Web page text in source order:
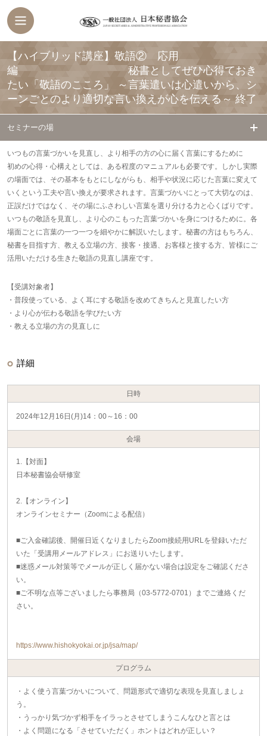
【ハイブリッド講座】敬語② 応用
編 秘書としてぜひ心得ておき
たい「敬語のこころ」 ～言葉遣いは心遣いから、シ
ーンごとのより適切な言い換えが心を伝える～ 終了
セミナーの場
いつもの言葉づかいを見直し、より相手の方の心に届く 言葉にするために
初めの心得・心構えとしては、ある程度のマニュアルも必要です。しかし実際
の場面では、その基本をもとにしながらも、相手や状況に応じた言葉に変えて
いくという工夫や言い換えが要求されます。言葉づかいにとって大切なのは、
正誤だけではなく、その場にふさわしい言葉を選り分ける力と心くばりです。
いつもの敬語を見直し、より心のこもった言葉づかいを身につけるために。各
場面ごとに言葉の一つ一つを細やかに解説いたします。秘書の方はもちろん、
秘書を目指す方、教える立場の方、接客・接遇、お客様と接する方、皆様にご
活用いただける生きた敬語の見直し講座です。
【受講対象者】
・普段使っている、よく耳にする敬語を改めてきちんと見直したい方
・より心が伝わる敬語を学びたい方
・教える立場の方の見直しに
詳細
日時
2024年12月16日(月)14：00～16：00
会場
1.【対面】
日本秘書協会研修室
2.【オンライン】
オンラインセミナー（Zoomによる配信）
■ご入金確認後、開催日近くなりましたらZoom接続用URLを登録いただ
いた「受講用メールアドレス」にお送りいたします。
■迷惑メール対策等でメールが正しく届かない場合は設定をご確認くださ
い。
■ご不明な点等ございましたら事務局（03-5772-0701）までご連絡くだ
さい。
https://www.hishokyokai.or.jp/jsa/map/
プログラム
・よく使う言葉づかいについて、問題形式で適切な表現を見直しましょ
う。
・うっかり気づかず相手をイラっとさせてしまうこんなひと言とは
・よく問題になる「させていただく」ホントはどれが正しい？